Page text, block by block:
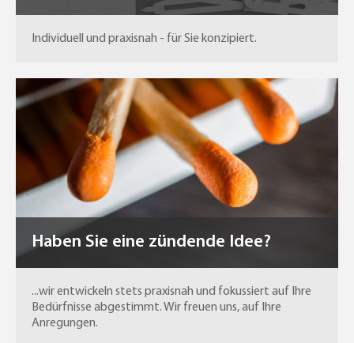
Individuell und praxisnah - für Sie konzipiert.
Haben Sie eine zündende Idee?
...wir entwickeln stets praxisnah und fokussiert auf Ihre
Bedürfnisse abgestimmt. Wir freuen uns, auf Ihre
Anregungen.